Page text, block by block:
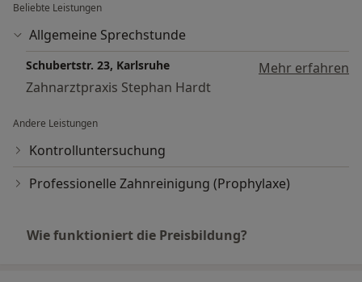
Beliebte Leistungen
Allgemeine Sprechstunde
Schubertstr. 23, Karlsruhe
Mehr erfahren
Zahnarztpraxis Stephan Hardt
Andere Leistungen
Kontrolluntersuchung
Professionelle Zahnreinigung (Prophylaxe)
Wie funktioniert die Preisbildung?